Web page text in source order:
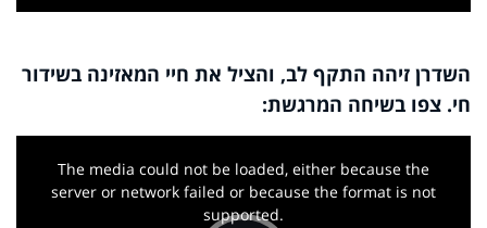
Video
השדרן זיהה התקף לב, והציל את חיי המאזינה בשידור
חי. צפו בשיחה המרגשת:
This
The media could not be loaded, either because the
server or network failed or because the format is not
supported.